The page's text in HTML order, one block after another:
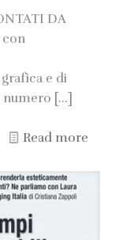
DA
con
e di
numero […]
Read more